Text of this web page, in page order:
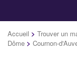
Accueil > Trouver un
Dôme > Cournon-